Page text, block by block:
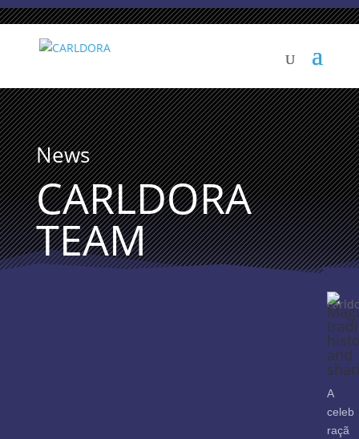
News
CARLDORA
TEAM
and
A
celeb
raçã